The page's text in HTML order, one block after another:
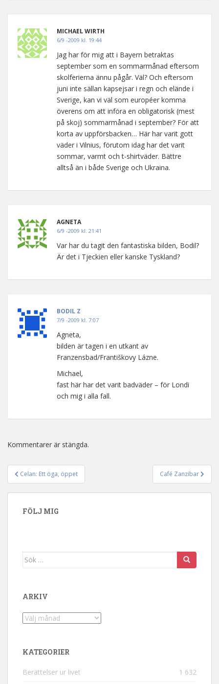
MICHAEL WIRTH
6/9 -2009 kl. 19:44
Jag har för mig att i Bayern betraktas
september som en sommarmånad eftersom
skolferierna ännu pågår. Väl? Och eftersom
juni inte sällan kapsejsar i regn och elände i
Sverige, kan vi väl som européer komma
överens om att införa en obligatorisk (mest
på skoj) sommarmånad i september? För att
korta av uppförsbacken… Här har varit gott
väder i Vilnius, förutom idag har det varit
sommar, varmt och t-shirtväder. Bättre
alltså än i både Sverige och Ukraina.
AGNETA
6/9 -2009 kl. 21:41
Var har du tagit den fantastiska bilden, Bodil?
Är det i Tjeckien eller kanske Tyskland?
BODIL Z
7/9 -2009 kl. 7:07
Agneta,
bilden är tagen i en utkant av
Franzensbad/Františkovy Lázne.
Michael,
fast här har det varit badväder – för Londi
och mig i alla fall.
Kommentarer är stängda.
Inläggsnavigering
Celan: Ett öga, öppet Café Zanzibar
FÖLJ MIG
Sök efter:
ARKIV
Arkiv
KATEGORIER
Berättelser ur livet 1 632